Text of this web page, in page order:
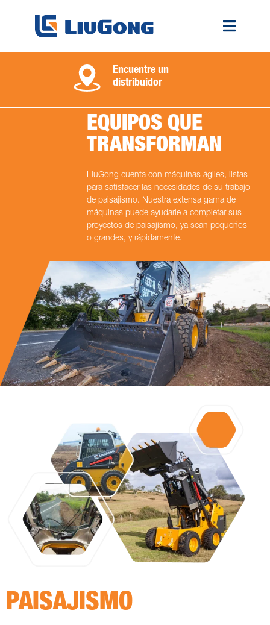
Encuentre un
distribuidor
EQUIPOS QUE
TRANSFORMAN
LiuGong cuenta con máquinas ágiles, listas
para satisfacer las necesidades de su trabajo
de paisajismo. Nuestra extensa gama de
máquinas puede ayudarle a completar sus
proyectos de paisajismo, ya sean pequeños
o grandes, y rápidamente.
PAISAJISMO